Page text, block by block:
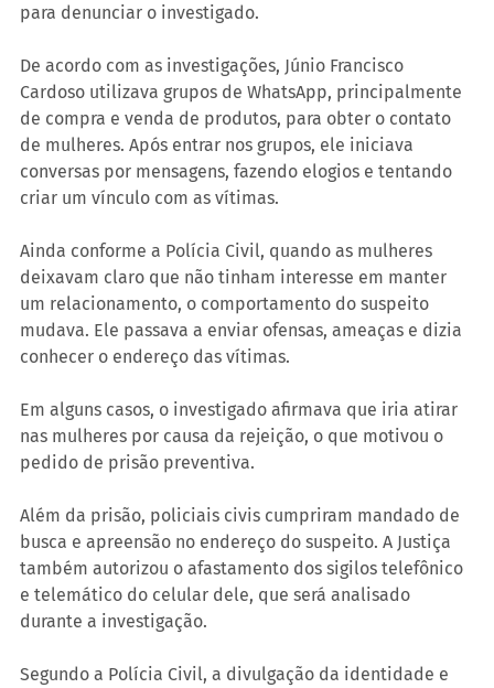
para denunciar o investigado.
De acordo com as investigações, Júnio Francisco
Cardoso utilizava grupos de WhatsApp, principalmente
de compra e venda de produtos, para obter o contato
de mulheres. Após entrar nos grupos, ele iniciava
conversas por mensagens, fazendo elogios e tentando
criar um vínculo com as vítimas.
Ainda conforme a Polícia Civil, quando as mulheres
deixavam claro que não tinham interesse em manter
um relacionamento, o comportamento do suspeito
mudava. Ele passava a enviar ofensas, ameaças e dizia
conhecer o endereço das vítimas.
Em alguns casos, o investigado afirmava que iria atirar
nas mulheres por causa da rejeição, o que motivou o
pedido de prisão preventiva.
Além da prisão, policiais civis cumpriram mandado de
busca e apreensão no endereço do suspeito. A Justiça
também autorizou o afastamento dos sigilos telefônico
e telemático do celular dele, que será analisado
durante a investigação.
Segundo a Polícia Civil, a divulgação da identidade e